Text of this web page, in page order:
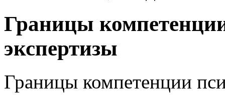
Границы
экспертизы
Границы компетенции